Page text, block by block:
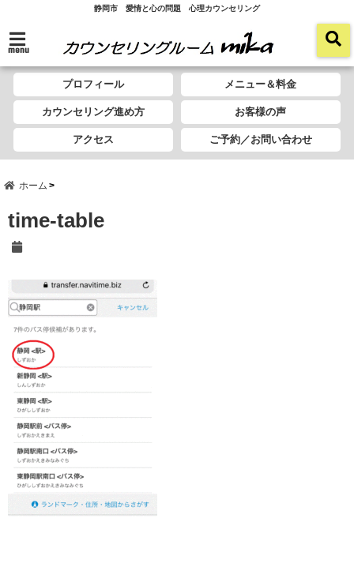
静岡市 愛情と心の問題 心理カウンセリング
menu
プロフィール メニュー＆料金
カウンセリング進め方 お客様の声
アクセス ご予約／お問い合わせ
ホーム
time-table